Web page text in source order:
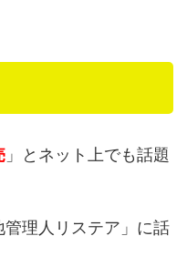
」とネット上でも話題
理人リステア」に話